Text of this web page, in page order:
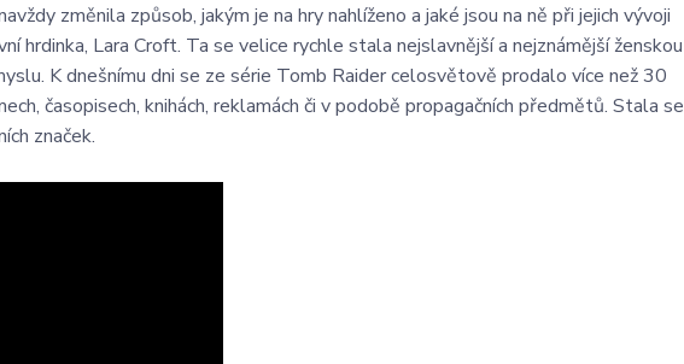
změnila způsob, jakým je na hry nahlíženo a jaké jsou na ně při jejich vývoji
hrdinka, Lara Croft. Ta se velice rychle stala nejslavnější a nejznámější ženskou
K dnešnímu dni se ze série Tomb Raider celosvětově prodalo více než 30
časopisech, knihách, reklamách či v podobě propagačních předmětů. Stala se
značek.